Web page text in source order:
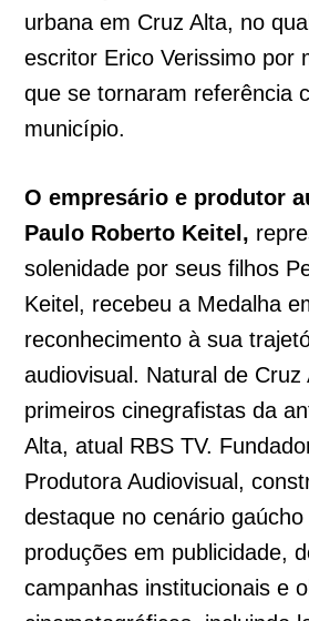
urbana em Cruz Alta, no
escritor Erico Verissimo por
que se tornaram referência
município.
O empresário e produtor
Paulo Roberto Keitel,
solenidade por seus filhos
Keitel, recebeu a Medalha
reconhecimento à sua
audiovisual. Natural de
primeiros cinegrafistas da
Alta, atual RBS TV.
Produtora Audiovisual,
destaque no cenário
produções em publicidade,
campanhas institucionais e